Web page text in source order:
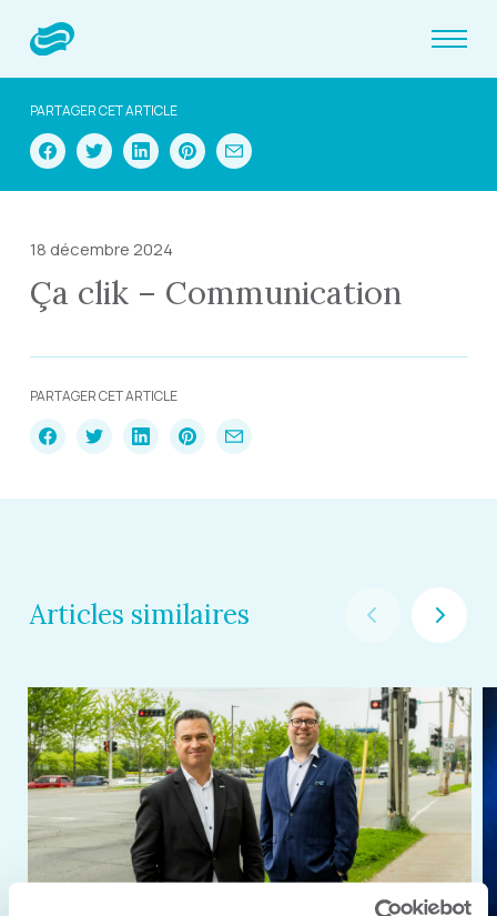
PARTAGER CET ARTICLE
18 décembre 2024
Ça clik – Communication
PARTAGER CET ARTICLE
Articles similaires